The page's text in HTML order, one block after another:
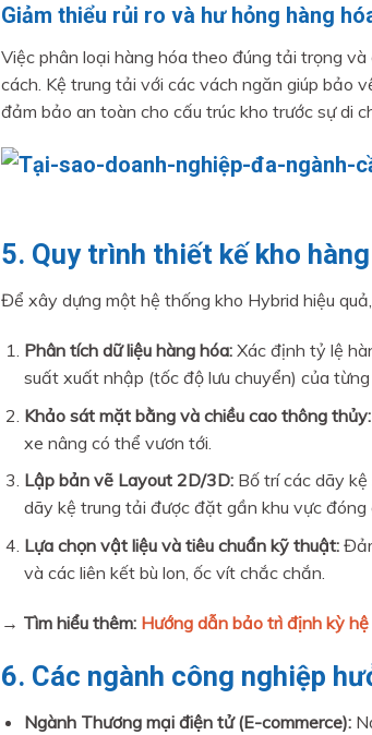
Giảm thiểu rủi ro và hư hỏng hàng
Việc phân loại hàng hóa theo đúng tải trọng
cách. Kệ trung tải với các vách ngăn giúp bảo
đảm bảo an toàn cho cấu trúc kho trước sự di
5. Quy trình thiết kế kho
Để xây dựng một hệ thống kho Hybrid hiệu
Phân tích dữ liệu hàng hóa:Xác định tỷ lệ
suất xuất nhập (tốc độ lưu chuyển) của từng
Khảo sát mặt bằng và chiều cao thông thủy:
xe nâng có thể vươn tới.
Lập bản vẽ Layout 2D/3D:Bố trí các dãy kệ
dãy kệ trung tải được đặt gần khu vực đóng
Lựa chọn vật liệu và tiêu chuẩn kỹ thuật:
và các liên kết bù lon, ốc vít chắc chắn.
→ Tìm hiểu thêm: Hướng dẫn bảo trì định kỳ
6. Các ngành công nghiệp
Ngành Thương mại điện tử (E-commerce):